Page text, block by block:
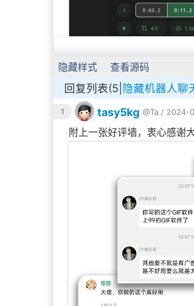
视频编辑界面更加简洁直观
丰富的导出选项 & 色
隐藏样式 查看源码
回复列表(5| 隐藏机器人聊
1 tasy5kg @Ta / 2024-
附上一张好评墙，衷心感谢